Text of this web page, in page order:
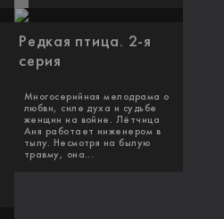
Редкая птица. 2-я
серия
Многосерийная мелодрама о
любви, силе духа и судьбе
женщин на войне. Лётчица
Аня работает инженером в
тылу. Несмотря на былую
травму, она...